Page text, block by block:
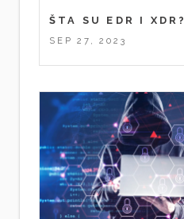
ŠTA SU EDR I XDR?
SEP 27, 2023